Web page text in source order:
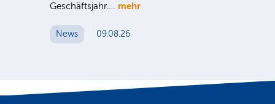
Geschäftsjahr.… mehr
News 09.08.26